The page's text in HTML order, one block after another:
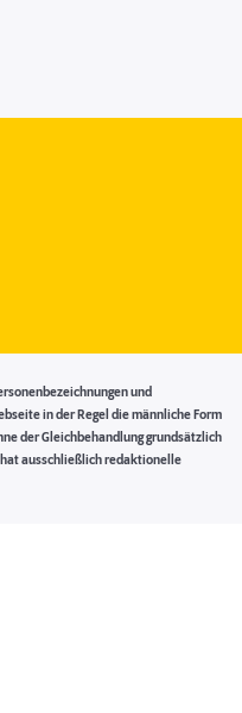
und
in der Regel die männliche Form
der Gleichbehandlung grundsätzlich
ausschließlich redaktionelle